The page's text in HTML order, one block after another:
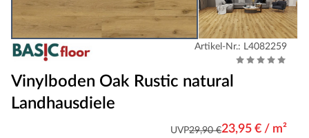
Artikel-Nr.: L4082259
Vinylboden Oak Rustic natural
Landhausdiele
UVP29,90 €23,95 € / m²